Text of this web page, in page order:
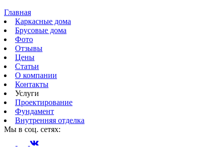
Главная
Каркасные дома
Брусовые дома
Фото
Отзывы
Цены
Статьи
О компании
Контакты
Услуги
Проектирование
Фундамент
Внутренняя отделка
Мы в соц. сетях: